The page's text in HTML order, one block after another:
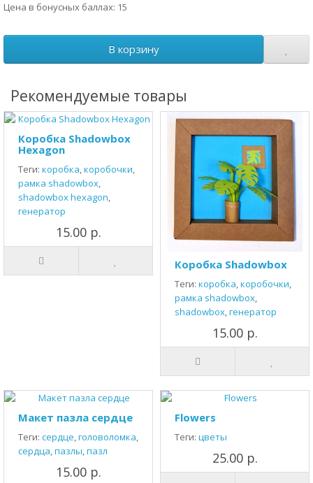
Цена в бонусных баллах: 15
В корзину
Рекомендуемые товары
Коробка Shadowbox
Hexagon
Теги: коробка,коробочки,
рамка shadowbox,
shadowbox hexagon,
генератор
15.00 р.
Коробка Shadowbox
Теги: коробка,коробочки,
рамка shadowbox,
shadowbox,генератор
15.00 р.
Макет пазла сердце
Теги: сердце,головоломка,
сердца,пазлы,пазл
15.00 р.
Flowers
Теги: цветы
25.00 р.